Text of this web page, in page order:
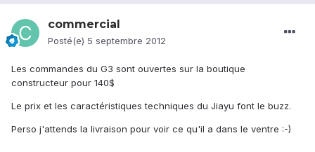
commercial
Posté(e) 5 septembre 2012
Les commandes du G3 sont ouvertes sur la boutique
constructeur pour 140$
Le prix et les caractéristiques techniques du Jiayu font le buzz.
Perso j'attends la livraison pour voir ce qu'il a dans le ventre :-)